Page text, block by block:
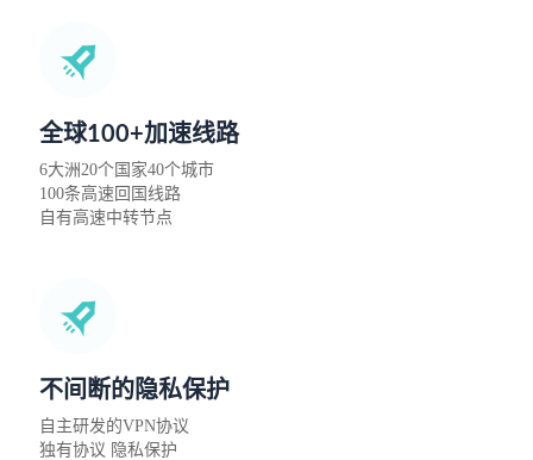
全球100+加速线路
6大洲20个国家40个城市
100条高速回国线路
自有高速中转节点
不间断的隐私保护
自主研发的VPN协议
独有协议 隐私保护